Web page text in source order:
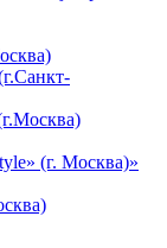
(г. Москва)»